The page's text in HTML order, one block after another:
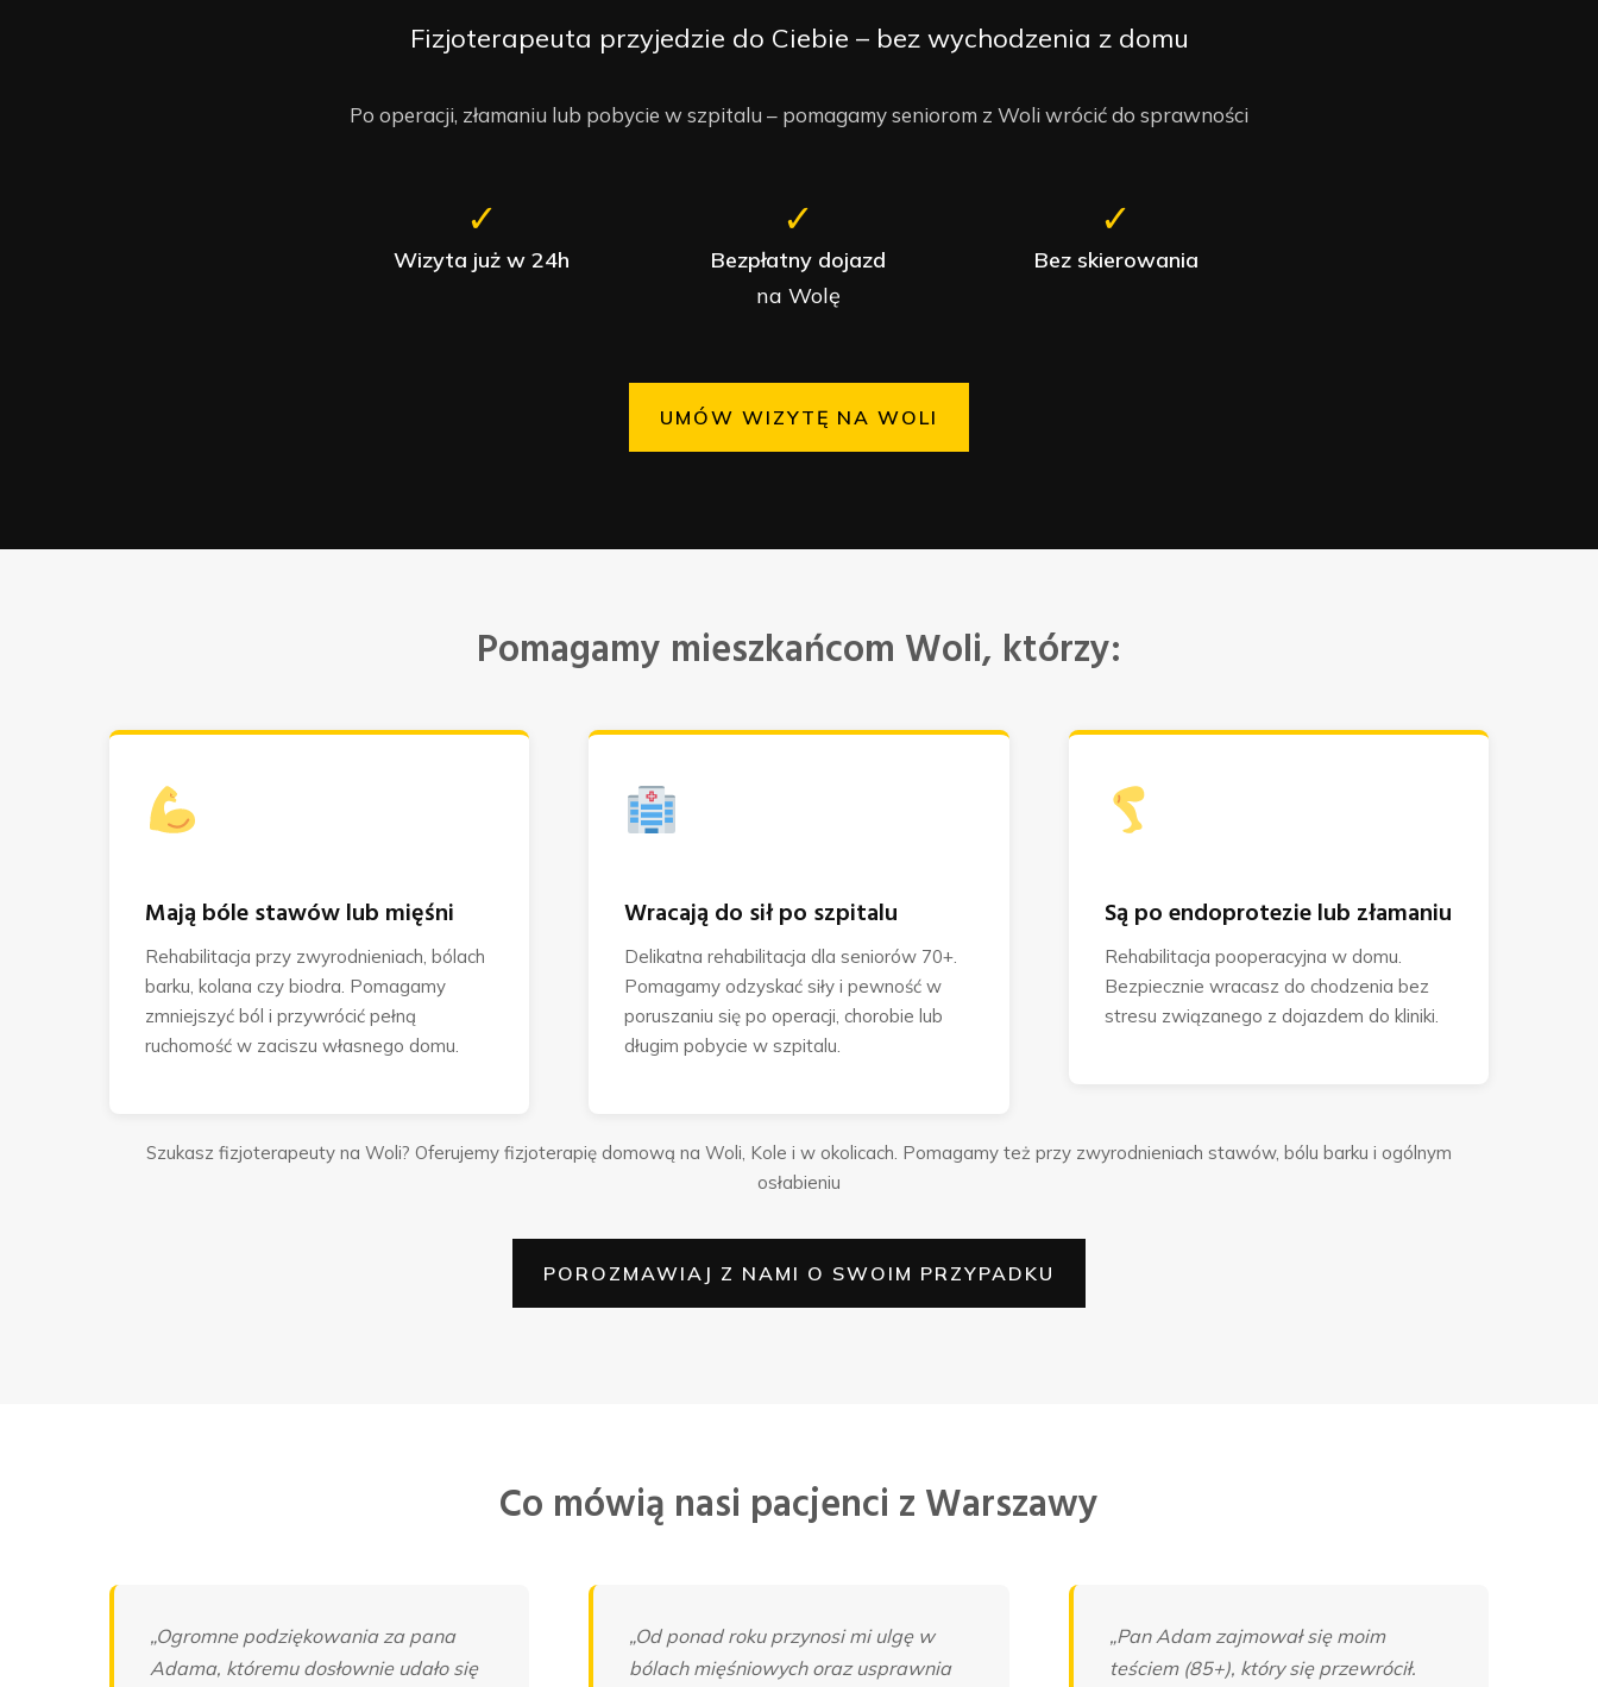
Fizjoterapeuta przyjedzie do Ciebie – bez wychodzenia z domu
Po operacji, złamaniu lub pobycie w szpitalu – pomagamy seniorom z Woli wrócić do sprawności
✓
Wizyta już w 24h
✓
Bezpłatny dojazd
na Wolę
✓
Bez skierowania
UMÓW WIZYTĘ NA WOLI
Pomagamy mieszkańcom Woli, którzy:
Mają bóle stawów lub mięśni
Rehabilitacja przy zwyrodnieniach, bólach
barku, kolana czy biodra. Pomagamy
zmniejszyć ból i przywrócić pełną
ruchomość w zaciszu własnego domu.
Wracają do sił po szpitalu
Delikatna rehabilitacja dla seniorów 70+.
Pomagamy odzyskać siły i pewność w
poruszaniu się po operacji, chorobie lub
długim pobycie w szpitalu.
Są po endoprotezie lub złamaniu
Rehabilitacja pooperacyjna w domu.
Bezpiecznie wracasz do chodzenia bez
stresu związanego z dojazdem do kliniki.
Szukasz fizjoterapeuty na Woli? Oferujemy fizjoterapię domową na Woli, Kole i w okolicach. Pomagamy też przy zwyrodnieniach stawów, bólu barku i ogólnym
osłabieniu
POROZMAWIAJ Z NAMI O SWOIM PRZYPADKU
Co mówią nasi pacjenci z Warszawy
„Ogromne podziękowania za pana
Adama, któremu dosłownie udało się
„Od ponad roku przynosi mi ulgę w
bólach mięśniowych oraz usprawnia
„Pan Adam zajmował się moim
teściem (85+), który się przewrócił.